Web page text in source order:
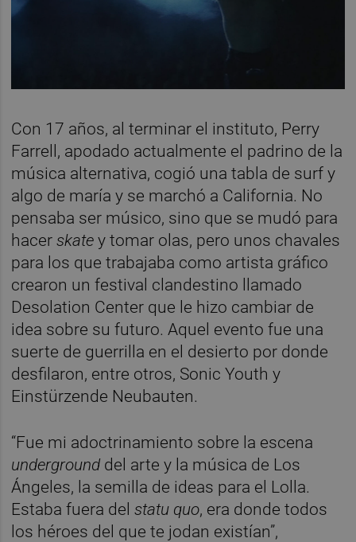
Con 17 años, al terminar el instituto, Perry
Farrell, apodado actualmente el padrino de la
música alternativa, cogió una tabla de surf y
algo de maría y se marchó a California. No
pensaba ser músico, sino que se mudó para
hacerskate y tomar olas, pero unos chavales
para los que trabajaba como artista gráfico
crearon un festival clandestino llamado
Desolation Center que le hizo cambiar de
idea sobre su futuro. Aquel evento fue una
suerte de guerrilla en el desierto por donde
desfilaron, entre otros, Sonic Youth y
Einstürzende Neubauten.
“Fue mi adoctrinamiento sobre la escena
undergrounddel arte y la música de Los
Ángeles, la semilla de ideas para el Lolla.
Estaba fuera delstatu quo, era donde todos
los héroes del que te jodan existían”,